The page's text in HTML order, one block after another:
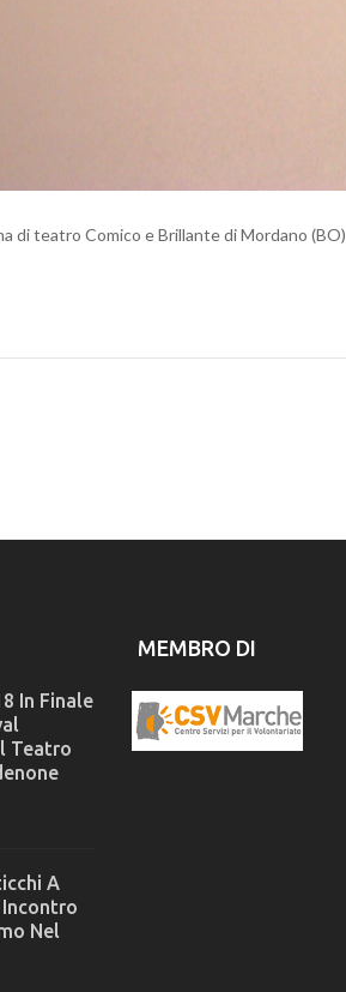
di teatro Comico e Brillante di Mordano (BO)
In Finale
Teatro
A
Nel
MEMBRO DI